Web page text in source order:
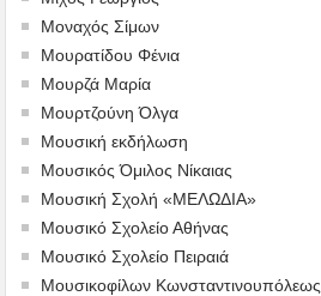
Μοναχός Σίμων
Μουρατίδου Φένια
Μουρζά Μαρία
Μουρτζούνη Όλγα
Μουσική εκδήλωση
Μουσικός Όμιλος Νίκαιας
Μουσική Σχολή «ΜΕΛΩΔΙΑ»
Μουσικό Σχολείο Αθήνας
Μουσικό Σχολείο Πειραιά
Μουσικοφίλων Κωνσταντινουπόλεως